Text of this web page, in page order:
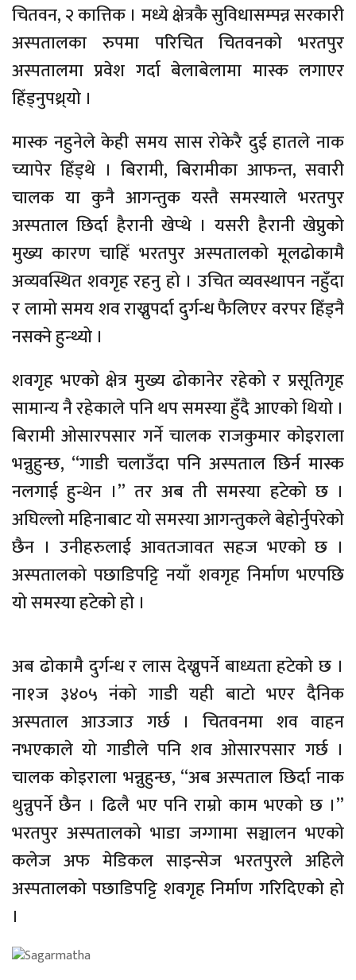
चितवन, २ कात्तिक । मध्ये क्षेत्रकै सुविधासम्पन्न सरकारी
अस्पतालका रुपमा परिचित चितवनको भरतपुर
अस्पतालमा प्रवेश गर्दा बेलाबेलामा मास्क लगाएर
हिँड्नुपथ्र्यो ।
मास्क नहुनेले केही समय सास रोकेरै दुई हातले नाक
च्यापेर हिँड्थे । बिरामी, बिरामीका आफन्त, सवारी
चालक या कुनै आगन्तुक यस्तै समस्याले भरतपुर
अस्पताल छिर्दा हैरानी खेप्थे । यसरी हैरानी खेप्नुको
मुख्य कारण चाहिँ भरतपुर अस्पतालको मूलढोकामै
अव्यवस्थित शवगृह रहनु हो । उचित व्यवस्थापन नहुँदा
र लामो समय शव राख्नुपर्दा दुर्गन्ध फैलिएर वरपर हिँड्नै
नसक्ने हुन्थ्यो ।
शवगृह भएको क्षेत्र मुख्य ढोकानेर रहेको र प्रसूतिगृह
सामान्य नै रहेकाले पनि थप समस्या हुँदै आएको थियो ।
बिरामी ओसारपसार गर्ने चालक राजकुमार कोइराला
भन्नुहुन्छ, “गाडी चलाउँदा पनि अस्पताल छिर्न मास्क
नलगाई हुन्थेन ।” तर अब ती समस्या हटेको छ ।
अघिल्लो महिनाबाट यो समस्या आगन्तुकले बेहोर्नुपरेको
छैन । उनीहरुलाई आवतजावत सहज भएको छ ।
अस्पतालको पछाडिपट्टि नयाँ शवगृह निर्माण भएपछि
यो समस्या हटेको हो ।
अब ढोकामै दुर्गन्ध र लास देख्नुपर्ने बाध्यता हटेको छ ।
ना१ज ३४०५ नंको गाडी यही बाटो भएर दैनिक
अस्पताल आउजाउ गर्छ । चितवनमा शव वाहन
नभएकाले यो गाडीले पनि शव ओसारपसार गर्छ ।
चालक कोइराला भन्नुहुन्छ, “अब अस्पताल छिर्दा नाक
थुन्नुपर्ने छैन । ढिलै भए पनि राम्रो काम भएको छ ।”
भरतपुर अस्पतालको भाडा जग्गामा सञ्चालन भएको
कलेज अफ मेडिकल साइन्सेज भरतपुरले अहिले
अस्पतालको पछाडिपट्टि शवगृह निर्माण गरिदिएको हो
।